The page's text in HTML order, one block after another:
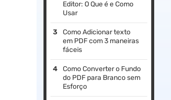
Editor: O Que é e Como
Usar
Como Adicionar texto
em PDF com 3 maneiras
fáceis
Como Converter o Fundo
do PDF para Branco sem
Esforço